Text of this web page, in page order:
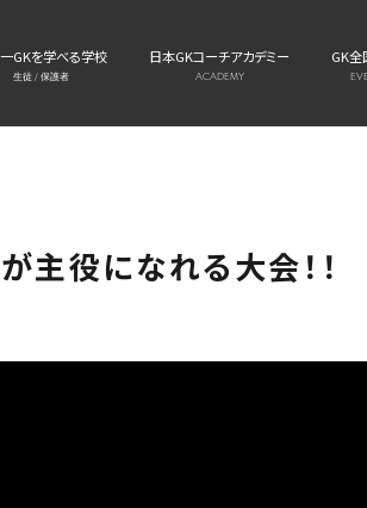
GKを学べる学校
生徒 / 保護者
日本GKコーチアカデミー
ACADEMY
GK全
主役になれる大会！！